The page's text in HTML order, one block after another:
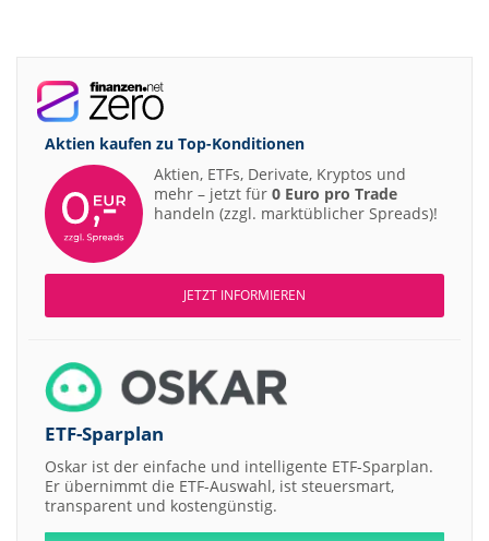
Aktien kaufen zu Top-Konditionen
Aktien, ETFs, Derivate, Kryptos und
mehr – jetzt für 0 Euro pro Trade
handeln (zzgl. marktüblicher Spreads)!
JETZT INFORMIEREN
ETF-Sparplan
Oskar ist der einfache und intelligente ETF-Sparplan.
Er übernimmt die ETF-Auswahl, ist steuersmart,
transparent und kostengünstig.